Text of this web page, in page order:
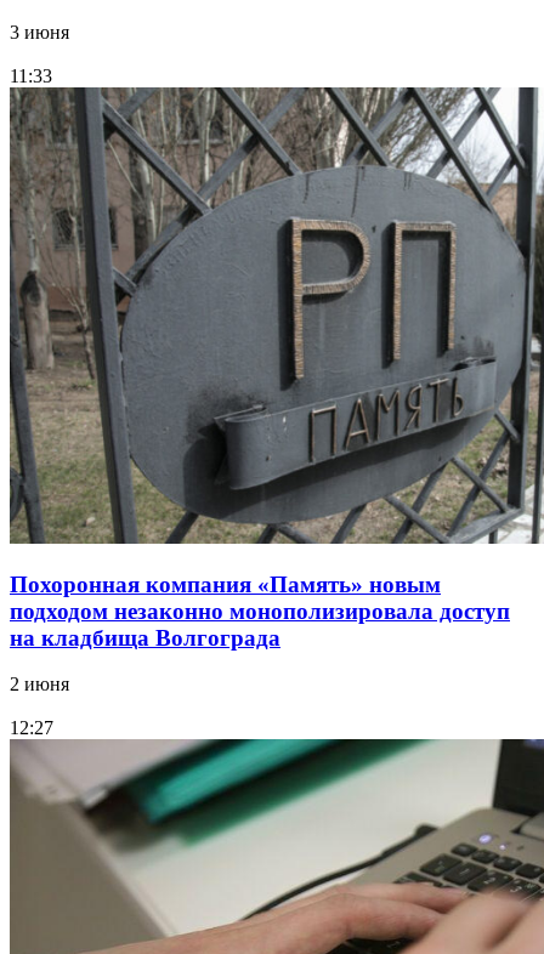
3 июня
11:33
Похоронная компания «Память» новым
подходом незаконно монополизировала доступ
на кладбища Волгограда
2 июня
12:27